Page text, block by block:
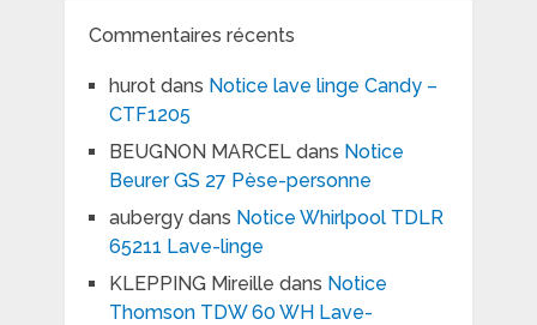
Commentaires récents
hurotdans Notice lave linge Candy –
CTF1205
BEUGNON MARCELdans Notice
Beurer GS 27 Pèse-personne
aubergydans Notice Whirlpool TDLR
65211 Lave-linge
KLEPPING Mireille dans Notice
Thomson TDW 60 WH Lave-